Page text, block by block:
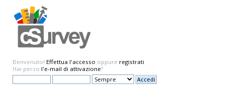
Benvenuto! Effettua l'accesso oppure registrati.
Hai perso l'e-mail di attivazione?